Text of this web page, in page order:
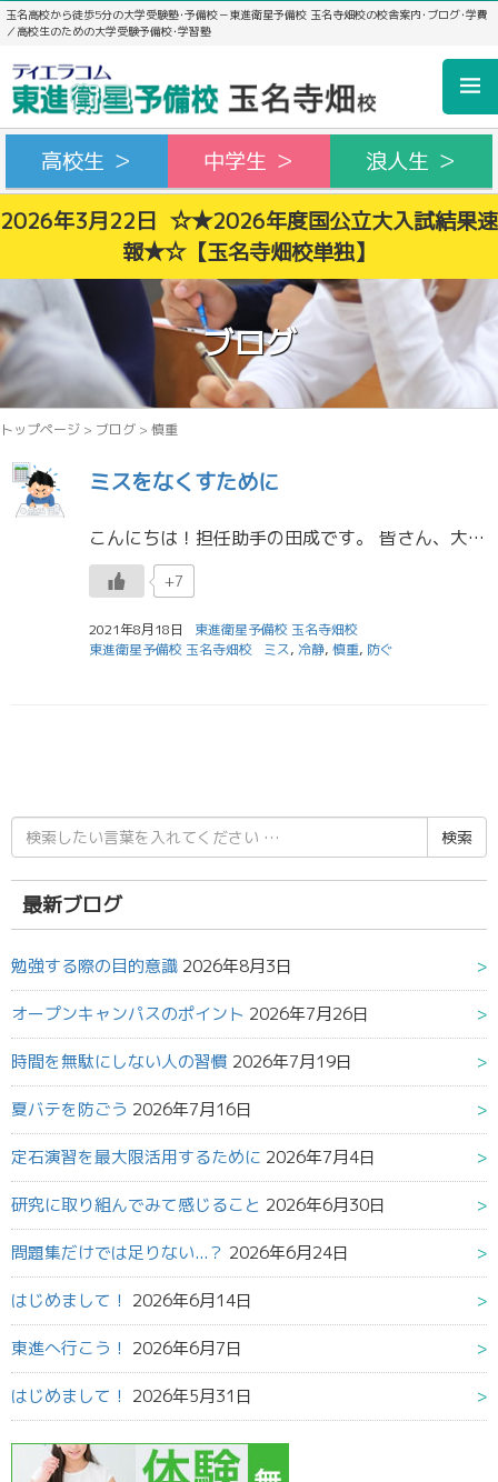
玉名高校から徒歩5分の大学受験塾･予備校－東進衛星予備校 玉名寺畑校の校舎案内･ブログ･学費
／高校生のための大学受験予備校･学習塾
高校生 ＞ 中学生 ＞ 浪人生 ＞
2026年3月22日 ☆★2026年度国公立大入試結果速
報★☆【玉名寺畑校単独】
ブログ
トップページ > ブログ > 慎重
ミスをなくすために
こんにちは！担任助手の田成です。 皆さん、大雨は大丈夫でしたか？ 各地で、大雨特別警報が出されていてとても怖い大雨でしたね またいつこんな大雨が降るか分からないので、いつでも避難できるような備えをしておくことも大切かもし […]
+7
2021年8月18日
東進衛星予備校 玉名寺畑校
東進衛星予備校 玉名寺畑校
ミス, 冷静, 慎重, 防ぐ
検
索
結
果:
最新ブログ
勉強する際の目的意識 2026年8月3日
オープンキャンパスのポイント 2026年7月26日
時間を無駄にしない人の習慣 2026年7月19日
夏バテを防ごう 2026年7月16日
定石演習を最大限活用するために 2026年7月4日
研究に取り組んでみて感じること 2026年6月30日
問題集だけでは足りない...？ 2026年6月24日
はじめまして！ 2026年6月14日
東進へ行こう！ 2026年6月7日
はじめまして！ 2026年5月31日